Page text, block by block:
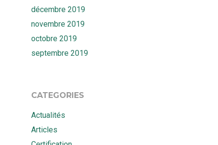
décembre 2019
novembre 2019
octobre 2019
septembre 2019
CATEGORIES
Actualités
Articles